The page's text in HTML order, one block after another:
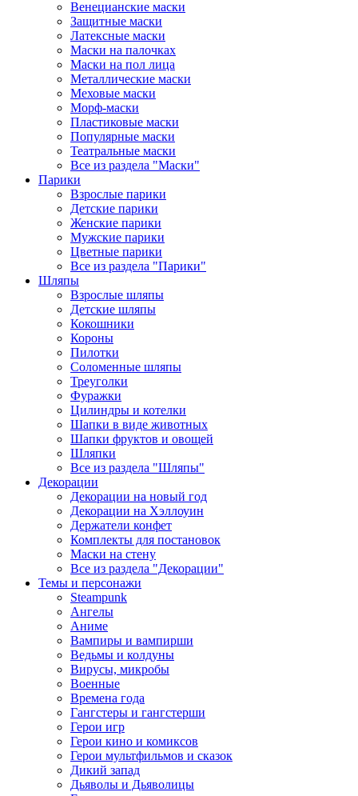
Венецианские маски
Защитные маски
Латексные маски
Маски на палочках
Маски на пол лица
Металлические маски
Меховые маски
Морф-маски
Пластиковые маски
Популярные маски
Театральные маски
Все из раздела "Маски"
Парики
Взрослые парики
Детские парики
Женские парики
Мужские парики
Цветные парики
Все из раздела "Парики"
Шляпы
Взрослые шляпы
Детские шляпы
Кокошники
Короны
Пилотки
Соломенные шляпы
Треуголки
Фуражки
Цилиндры и котелки
Шапки в виде животных
Шапки фруктов и овощей
Шляпки
Все из раздела "Шляпы"
Декорации
Декорации на новый год
Декорации на Хэллоуин
Держатели конфет
Комплекты для постановок
Маски на стену
Все из раздела "Декорации"
Темы и персонажи
Steampunk
Ангелы
Аниме
Вампиры и вампирши
Ведьмы и колдуны
Вирусы, микробы
Военные
Времена года
Гангстеры и гангстерши
Герои игр
Герои кино и комиксов
Герои мультфильмов и сказок
Дикий запад
Дьяволы и Дьяволицы